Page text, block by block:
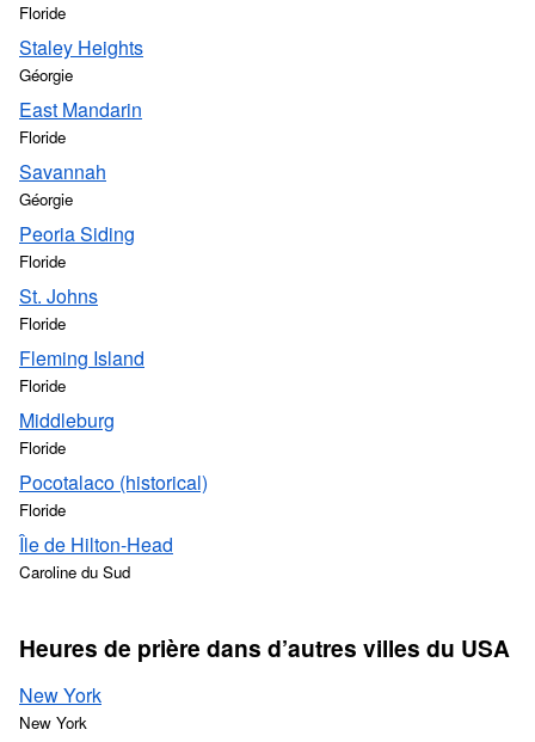
Floride
Staley Heights
Géorgie
East Mandarin
Floride
Savannah
Géorgie
Peoria Siding
Floride
St. Johns
Floride
Fleming Island
Floride
Middleburg
Floride
Pocotalaco (historical)
Floride
Île de Hilton-Head
Caroline du Sud
Heures de prière dans d’autres villes du USA
New York
New York